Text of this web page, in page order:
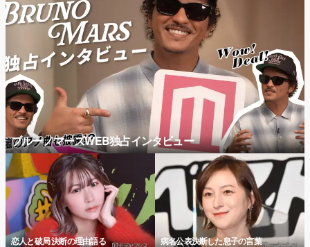
ブルーノマーズWEB独占インタビュー
恋人と破局 決断の理由語る 病名公表決断した息子の言葉